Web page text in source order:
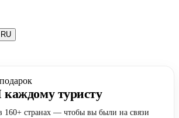
RU
туристу
160+ странах — чтобы вы были на связи